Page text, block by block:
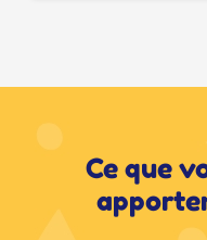
Ce que